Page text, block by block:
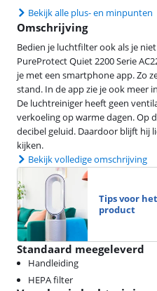
Bekijk alle plus- en minpunten
Omschrijving
Bedien je luchtfilter ook als je
PureProtect Quiet 2200 Serie
je met een smartphone app. Zo
stand. In de app zie je ook meer
De luchtreiniger heeft geen
verkoeling op warme dagen. Op
decibel geluid. Daardoor blijft hij
kijken.
Bekijk volledige omschrijving
Tips voor
product
Standaard meegeleverd
Handleiding
HEPA filter